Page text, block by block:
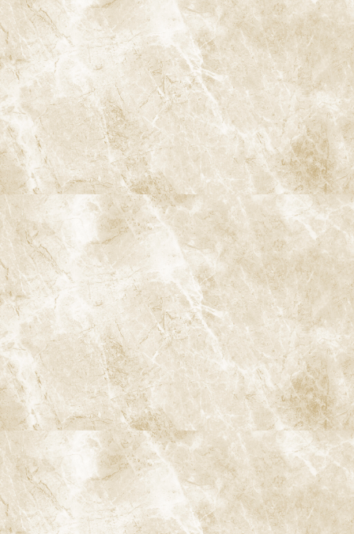
TEL：03-6915-1315
診療時間 月 火 水 木 金 土
日
9:00-13:00
● ▲ ● ● ● ●
★
14:00-18:00
● ▲ ● ● ● ● ★
★…ご予約状況により診療を行わせて頂きます。
※休診日：火曜（9月より月2回）・日曜・祝日
▲…2025年9月より第2火曜日、第4火曜日は診療日となりま
す。